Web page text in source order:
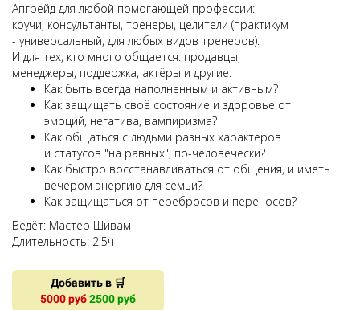
Апгрейд для любой помогающей профессии:
коучи, консультанты, тренеры, целители (практикум
- универсальный, для любых видов тренеров).
И для тех, кто много общается: продавцы,
менеджеры, поддержка, актёры и другие.
Как быть всегда наполненным и активным?
Как защищать своё состояние и здоровье от
эмоций, негатива, вампиризма?
Как общаться с людьми разных характеров
и статусов "на равных", по-человечески?
Как быстро восстанавливаться от общения, и иметь
вечером энергию для семьи?
Как защищаться от перебросов и переносов?
Ведёт: Мастер Шивам
Длительность: 2,5ч
Добавить в 🛒
5000 руб2500 руб